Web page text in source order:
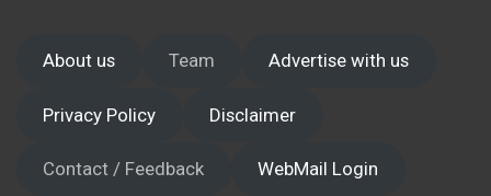
About us Team Advertise with us
Privacy Policy Disclaimer
Contact / Feedback WebMail Login